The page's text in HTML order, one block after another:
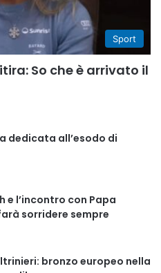
Sport
So che è arrivato il
dedicata all’esodo di
e l’incontro con Papa
sorridere sempre
bronzo europeo nella